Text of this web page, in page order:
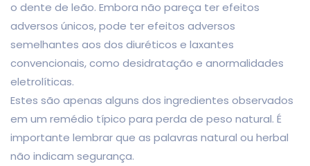
o dente de leão. Embora não pareça ter efeitos
adversos únicos, pode ter efeitos adversos
semelhantes aos dos diuréticos e laxantes
convencionais, como desidratação e anormalidades
eletrolíticas.
Estes são apenas alguns dos ingredientes observados
em um remédio típico para perda de peso natural. É
importante lembrar que as palavras natural ou herbal
não indicam segurança.